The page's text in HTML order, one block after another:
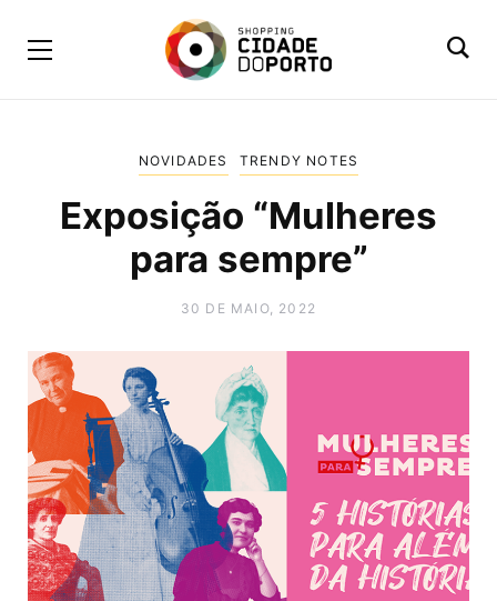
NOVIDADES TRENDY NOTES
Exposição “Mulheres
para sempre”
30 DE MAIO, 2022